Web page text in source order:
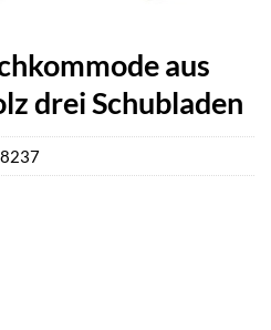
aus
drei Schubladen